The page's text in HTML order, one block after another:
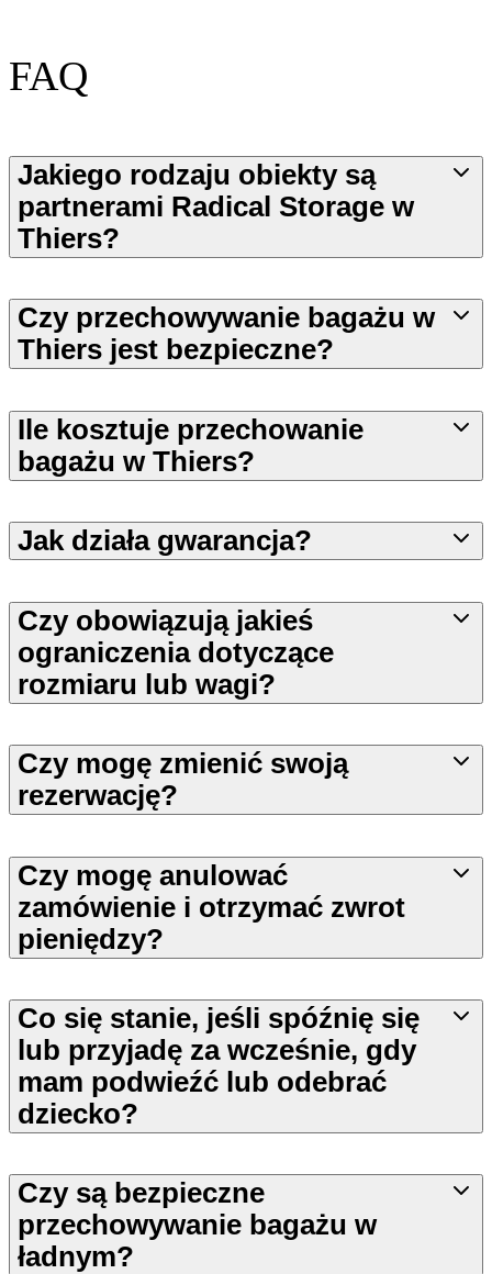
FAQ
Jakiego rodzaju obiekty są
partnerami Radical Storage w
Thiers?
Czy przechowywanie bagażu w
Thiers jest bezpieczne?
Ile kosztuje przechowanie
bagażu w Thiers?
Jak działa gwarancja?
Czy obowiązują jakieś
ograniczenia dotyczące
rozmiaru lub wagi?
Czy mogę zmienić swoją
rezerwację?
Czy mogę anulować
zamówienie i otrzymać zwrot
pieniędzy?
Co się stanie, jeśli spóźnię się
lub przyjadę za wcześnie, gdy
mam podwieźć lub odebrać
dziecko?
Czy są bezpieczne
przechowywanie bagażu w
ładnym?